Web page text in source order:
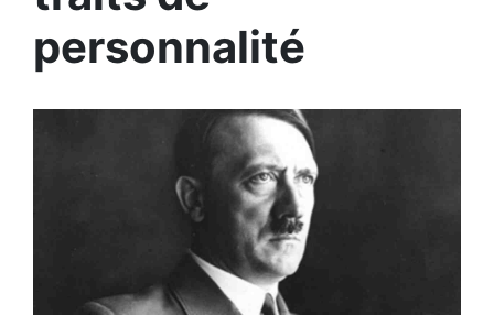
personnalité